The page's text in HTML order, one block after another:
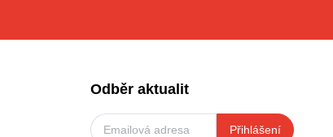
Odběr aktualit
Přihlášení